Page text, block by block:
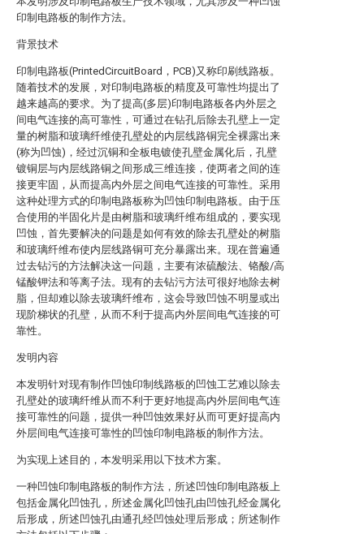
印制电路板的制作方法。
背景技术
印制电路板(PrintedCircuitBoard，PCB)又称印刷线路板。
随着技术的发展，对印制电路板的精度及可靠性均提出了
越来越高的要求。为了提高(多层)印制电路板各内外层之
间电气连接的高可靠性，可通过在钻孔后除去孔壁上一定
量的树脂和玻璃纤维使孔壁处的内层线路铜完全裸露出来
(称为凹蚀)，经过沉铜和全板电镀使孔壁金属化后，孔壁
镀铜层与内层线路铜之间形成三维连接，使两者之间的连
接更牢固，从而提高内外层之间电气连接的可靠性。采用
这种处理方式的印制电路板称为凹蚀印制电路板。由于压
合使用的半固化片是由树脂和玻璃纤维布组成的，要实现
凹蚀，首先要解决的问题是如何有效的除去孔壁处的树脂
和玻璃纤维布使内层线路铜可充分暴露出来。现在普遍通
过去钻污的方法解决这一问题，主要有浓硫酸法、铬酸/高
锰酸钾法和等离子法。现有的去钻污方法可很好地除去树
脂，但却难以除去玻璃纤维布，这会导致凹蚀不明显或出
现阶梯状的孔壁，从而不利于提高内外层间电气连接的可
靠性。
发明内容
本发明针对现有制作凹蚀印制线路板的凹蚀工艺难以除去
孔壁处的玻璃纤维从而不利于更好地提高内外层间电气连
接可靠性的问题，提供一种凹蚀效果好从而可更好提高内
外层间电气连接可靠性的凹蚀印制电路板的制作方法。
为实现上述目的，本发明采用以下技术方案。
一种凹蚀印制电路板的制作方法，所述凹蚀印制电路板上
包括金属化凹蚀孔，所述金属化凹蚀孔由凹蚀孔经金属化
后形成，所述凹蚀孔由通孔经凹蚀处理后形成；所述制作